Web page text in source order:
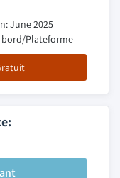
June 2025
bord/Plateforme